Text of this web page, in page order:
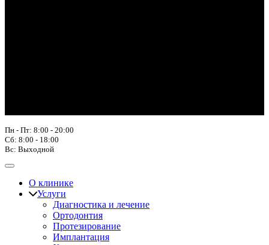
Пн - Пт: 8:00 - 20:00
Сб: 8:00 - 18:00
Вс: Выходной
О клинике
Услуги
Диагностика и лечение
Ортодонтия
Протезирование
Имплантация